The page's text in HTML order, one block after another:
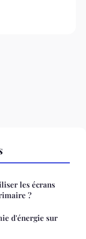
les écrans
?
d'énergie sur